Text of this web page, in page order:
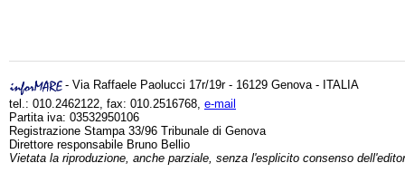
- Via Raffaele Paolucci 17r/19r - 16129 Genova - ITALIA
tel.: 010.2462122, fax: 010.2516768, e-mail
Partita iva: 03532950106
Registrazione Stampa 33/96 Tribunale di Genova
Direttore responsabile Bruno Bellio
Vietata la riproduzione, anche parziale, senza l'esplicito consenso